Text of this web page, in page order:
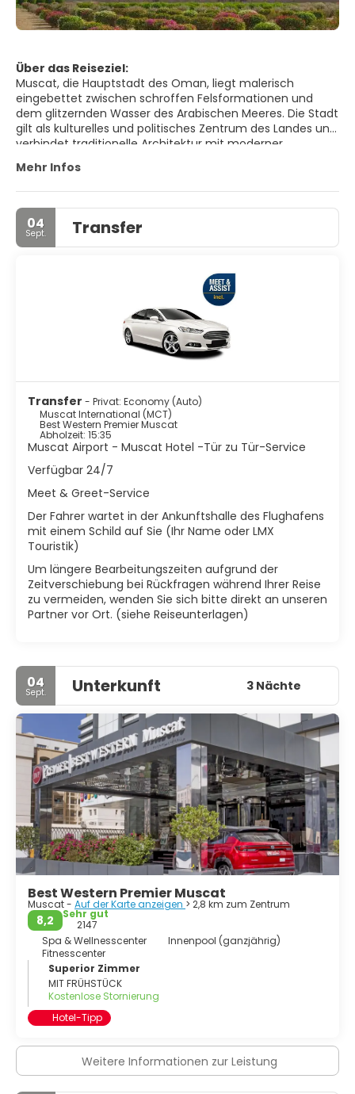
Über das Reiseziel:
Muscat, die Hauptstadt des Oman, liegt malerisch
eingebettet zwischen schroffen Felsformationen und
dem glitzernden Wasser des Arabischen Meeres. Die Stadt
gilt als kulturelles und politisches Zentrum des Landes und
verbindet traditionelle Architektur mit moderner
kunstvolle Holztüren prägen das Stadtbild. Strenge
Bauvorschriften sorgen dafür, dass die Silhouette Muscats
Hochhäuser dominieren Moscheen, Festungen und
großzügige Plätze das Stadtbild. Besonders sehenswert ist
der historische Stadtteil Mutrah mit seinem Souk, einem
orientalischer Atmosphäre Weihrauch, Schmuck, Stoffe
und Gewürze an. Die Sultan-Qabus-Moschee, eine der
größten Moscheen der Welt, beeindruckt durch ihre
Architektur und detailreiche Ausstattung. Entlang der
Corniche, der Uferpromenade von Mutrah, öffnet sich der
Blick auf den Naturhafen und das offene Meer. Nicht weit
portugiesischen Festungen Al-Jalali und Al-Mirani - ein
architektonisches Symbol der omanischen Monarchie.
Muscat bietet außerdem zahlreiche Museen, Galerien und
ein renommiertes Opernhaus. Die Küstenlage macht die
Stadt zu einem idealen Ausgangspunkt für Bootstouren,
Schnorchelausflüge oder die Erkundung der nahe
gelegenen Wadis und Berge.
Mehr Infos
04
Sept. Transfer
Transfer - Privat: Economy (Auto)
Muscat International (MCT)
Best Western Premier Muscat
Abholzeit: 15:35
Muscat Airport - Muscat Hotel -Tür zu Tür-Service
Verfügbar 24/7
Meet & Greet-Service
Der Fahrer wartet in der Ankunftshalle des Flughafens
mit einem Schild auf Sie (Ihr Name oder LMX
Touristik)
Um längere Bearbeitungszeiten aufgrund der
Zeitverschiebung bei Rückfragen während Ihrer Reise
zu vermeiden, wenden Sie sich bitte direkt an unseren
Partner vor Ort. (siehe Reiseunterlagen)
04
Sept. Unterkunft 3 Nächte
Best Western Premier Muscat
Muscat - Auf der Karte anzeigen > 2,8 km zum Zentrum
8,2
Sehr gut
2147
Spa & Wellnesscenter
Innenpool (ganzjährig)
Fitnesscenter
Superior Zimmer
MIT FRÜHSTÜCK
Kostenlose Stornierung
Hotel-Tipp
Weitere Informationen zur Leistung